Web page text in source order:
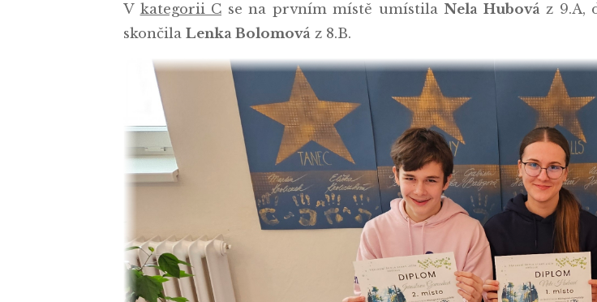
V kategorii C se na prvním místě umístila Nela Hubováz 9.A,
skončila Lenka Bolomová z 8.B.